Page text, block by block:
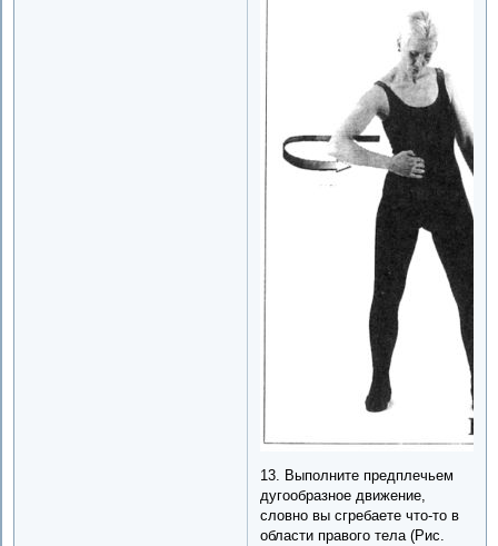
13. Выполните предплечьем
дугообразное движение,
словно вы сгребаете что-то в
области правого тела (Рис.